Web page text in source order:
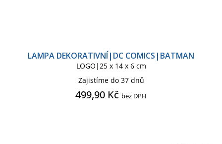
LAMPA DEKORATIVNÍ|DC COMICS|BATMAN
LOGO|25 x 14 x 6 cm
Zajistíme do 37 dnů
499,90 Kč bez DPH